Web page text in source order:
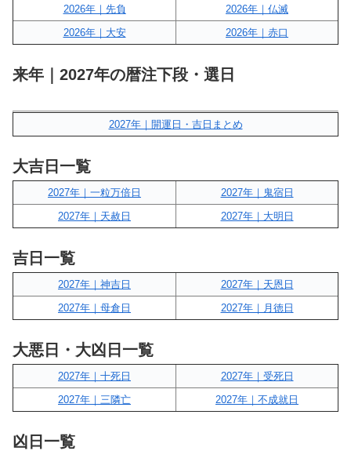
2026年｜先負
2026年｜仏滅
2026年｜大安
2026年｜赤口
来年｜2027年の暦注下段・選日
2027年｜開運日・吉日まとめ
大吉日一覧
2027年｜一粒万倍日
2027年｜鬼宿日
2027年｜天赦日
2027年｜大明日
吉日一覧
2027年｜神吉日
2027年｜天恩日
2027年｜母倉日
2027年｜月徳日
大悪日・大凶日一覧
2027年｜十死日
2027年｜受死日
2027年｜三隣亡
2027年｜不成就日
凶日一覧